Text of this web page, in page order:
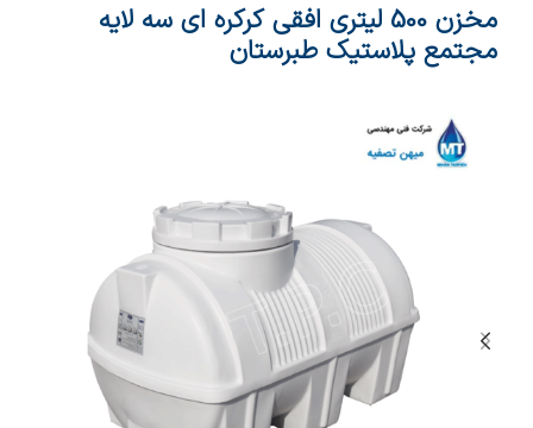
مخزن 500 لیتری افقی کرکره ای سه لایه
مجتمع پلاستیک طبرستان